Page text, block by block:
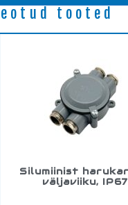
tooted
Silumiinist
väljaviiku, IP67